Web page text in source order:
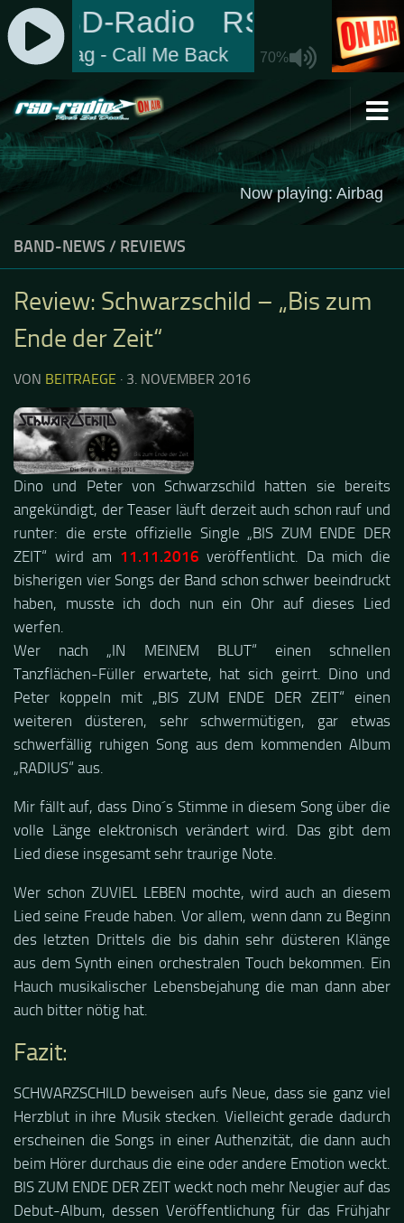
Zum Inhalt springen
BAND-NEWS / REVIEWS
Review: Schwarzschild – „Bis zum
Ende der Zeit“
VON BEITRAEGE · 3. NOVEMBER 2016
Dino und Peter von Schwarzschild hatten sie bereits
angekündigt, der Teaser läuft derzeit auch schon rauf und
runter: die erste offizielle Single „BIS ZUM ENDE DER
ZEIT“ wird am 11.11.2016 veröffentlicht. Da mich die
bisherigen vier Songs der Band schon schwer beeindruckt
haben, musste ich doch nun ein Ohr auf dieses Lied
werfen.
Wer nach „IN MEINEM BLUT“ einen schnellen
Tanzflächen-Füller erwartete, hat sich geirrt. Dino und
Peter koppeln mit „BIS ZUM ENDE DER ZEIT“ einen
weiteren düsteren, sehr schwermütigen, gar etwas
schwerfällig ruhigen Song aus dem kommenden Album
„RADIUS“ aus.
Mir fällt auf, dass Dino´s Stimme in diesem Song über die
volle Länge elektronisch verändert wird. Das gibt dem
Lied diese insgesamt sehr traurige Note.
Wer schon ZUVIEL LEBEN mochte, wird auch an diesem
Lied seine Freude haben. Vor allem, wenn dann zu Beginn
des letzten Drittels die bis dahin sehr düsteren Klänge
aus dem Synth einen orchestralen Touch bekommen. Ein
Hauch musikalischer Lebensbejahung die man dann aber
auch bitter nötig hat.
Fazit:
SCHWARZSCHILD beweisen aufs Neue, dass sie ganz viel
Herzblut in ihre Musik stecken. Vielleicht gerade dadurch
erscheinen die Songs in einer Authenzität, die dann auch
beim Hörer durchaus die eine oder andere Emotion weckt.
BIS ZUM ENDE DER ZEIT weckt noch mehr Neugier auf das
Debut-Album, dessen Veröffentlichung für das Frühjahr